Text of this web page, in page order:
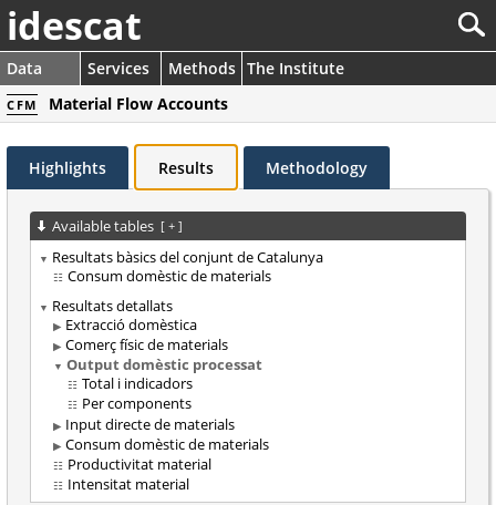
idescat
Data Services Methods The Institute
CFM Material Flow Accounts
Highlights Results Methodology
Available tables [ + ]
Resultats bàsics del conjunt de Catalunya
Consum domèstic de materials
Resultats detallats
Extracció domèstica
Comerç físic de materials
Output domèstic processat
Total i indicadors
Per components
Input directe de materials
Consum domèstic de materials
Productivitat material
Intensitat material